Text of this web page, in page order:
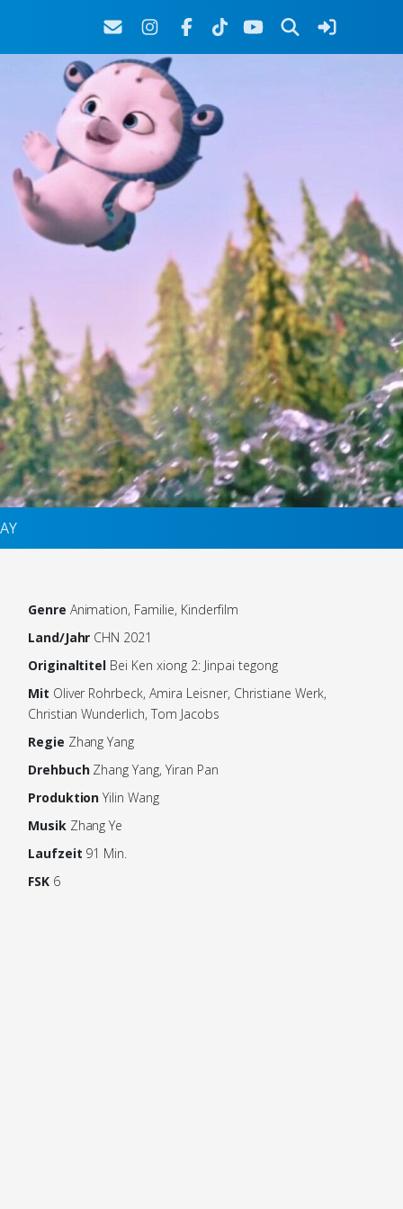
Genre Animation, Familie, Kinderfilm
Land/Jahr CHN 2021
Originaltitel Bei Ken xiong 2: Jinpai tegong
Mit Oliver Rohrbeck, Amira Leisner, Christiane Werk,
Christian Wunderlich, Tom Jacobs
Regie Zhang Yang
Drehbuch Zhang Yang, Yiran Pan
Produktion Yilin Wang
Musik Zhang Ye
Laufzeit 91 Min.
FSK 6